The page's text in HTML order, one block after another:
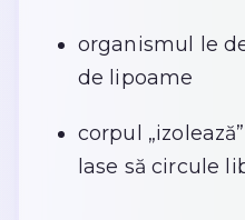
organismul le
de lipoame
corpul
lase să circule